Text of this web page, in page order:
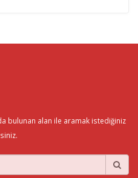
bulunan alan ile aramak istediğiniz